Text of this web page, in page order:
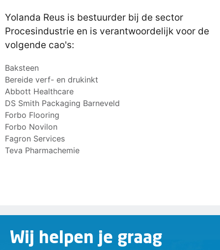
Yolanda Reus is bestuurder bij de sector
Procesindustrie en is verantwoordelijk voor de
volgende cao's:
Baksteen
Bereide verf- en drukinkt
Abbott Healthcare
DS Smith Packaging Barneveld
Forbo Flooring
Forbo Novilon
Fagron Services
Teva Pharmachemie
Wij helpen je graag